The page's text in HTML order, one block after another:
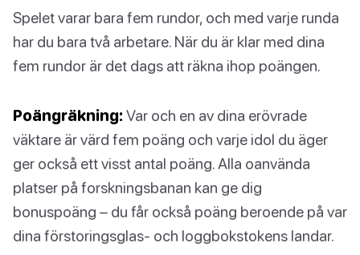
Spelet varar bara fem rundor, och med varje runda
har du bara två arbetare. När du är klar med dina
fem rundor är det dags att räkna ihop poängen.
Poängräkning: Var och en av dina erövrade
väktare är värd fem poäng och varje idol du äger
ger också ett visst antal poäng. Alla oanvända
platser på forskningsbanan kan ge dig
bonuspoäng – du får också poäng beroende på var
dina förstoringsglas- och loggbokstokens landar.